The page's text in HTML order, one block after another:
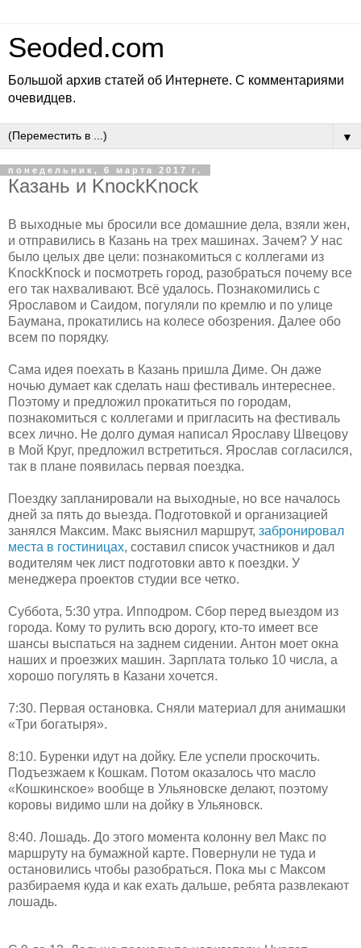
Seoded.com
Большой архив статей об Интернете. С комментариями
очевидцев.
▼
понедельник, 6 марта 2017 г.
Казань и KnockKnock
В выходные мы бросили все домашние дела, взяли жен,
и отправились в Казань на трех машинах. Зачем? У нас
было целых две цели: познакомиться с коллегами из
KnockKnock и посмотреть город, разобраться почему все
его так нахваливают. Всё удалось. Познакомились с
Ярославом и Саидом, погуляли по кремлю и по улице
Баумана, прокатились на колесе обозрения. Далее обо
всем по порядку.
Сама идея поехать в Казань пришла Диме. Он даже
ночью думает как сделать наш фестиваль интереснее.
Поэтому и предложил прокатиться по городам,
познакомиться с коллегами и пригласить на фестиваль
всех лично. Не долго думая написал Ярославу Швецову
в Мой Круг, предложил встретиться. Ярослав согласился,
так в плане появилась первая поездка.
Поездку запланировали на выходные, но все началось
дней за пять до выезда. Подготовкой и организацией
занялся Максим. Макс выяснил маршрут, забронировал
места в гостиницах, составил список участников и дал
водителям чек лист подготовки авто к поездки. У
менеджера проектов студии все четко.
Суббота, 5:30 утра. Ипподром. Сбор перед выездом из
города. Кому то рулить всю дорогу, кто-то имеет все
шансы выспаться на заднем сидении. Антон моет окна
наших и проезжих машин. Зарплата только 10 числа, а
хорошо погулять в Казани хочется.
7:30. Первая остановка. Сняли материал для анимашки
«Три богатыря».
8:10. Буренки идут на дойку. Еле успели проскочить.
Подъезжаем к Кошкам. Потом оказалось что масло
«Кошкинское» вообще в Ульяновске делают, поэтому
коровы видимо шли на дойку в Ульяновск.
8:40. Лошадь. До этого момента колонну вел Макс по
маршруту на бумажной карте. Повернули не туда и
остановились чтобы разобраться. Пока мы с Максом
разбираемя куда и как ехать дальше, ребята развлекают
лошадь.